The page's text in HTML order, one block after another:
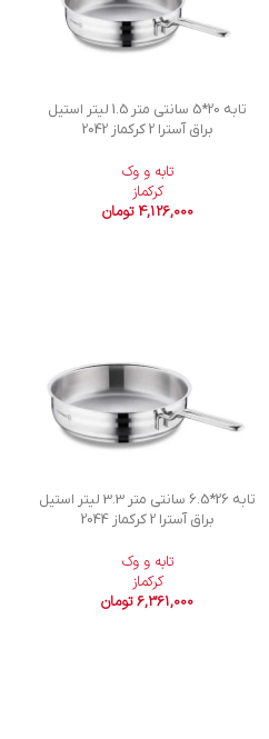
تابه 20*5 سانتی متر 1.5 لیتر استیل
براق آسترا 2 کرکماز 2042
تابه و وک
کرکماز
4,126,000 تومان
تابه 26*6.5 سانتی متر 3.3 لیتر استیل
براق آسترا 2 کرکماز 2044
تابه و وک
کرکماز
6,361,000 تومان